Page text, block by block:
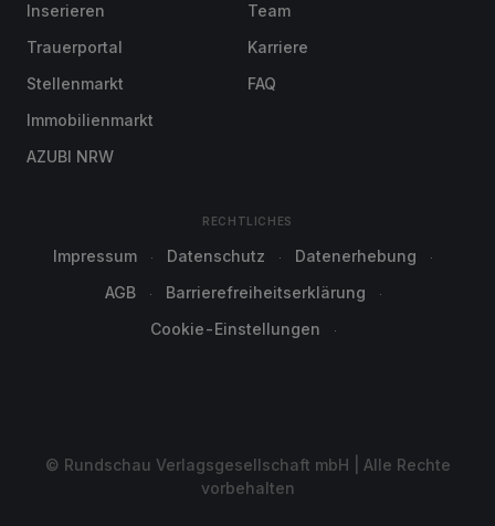
Inserieren
Trauerportal
Stellenmarkt
Immobilienmarkt
AZUBI NRW
Team
Karriere
FAQ
RECHTLICHES
Impressum Datenschutz
Datenerhebung
AGB
Barrierefreiheitserklärung
Cookie-Einstellungen
© Rundschau Verlagsgesellschaft mbH | Alle Rechte
vorbehalten